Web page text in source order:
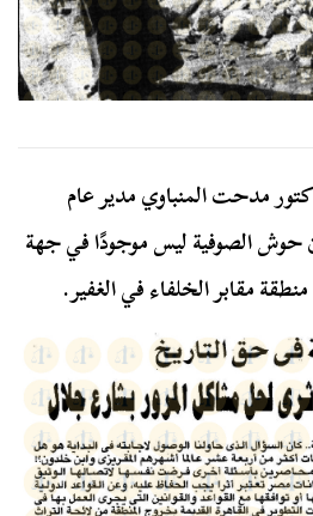
مدحت المنباوي مدير عام
حوش الصوفية ليس موجودًا في جهة
مقابر الخلفاء في الغفير.